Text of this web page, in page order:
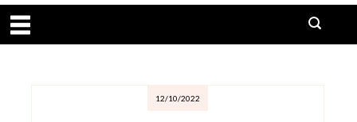
12/10/2022